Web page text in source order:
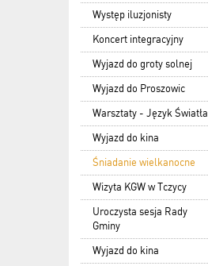
Występ iluzjonisty
Koncert integracyjny
Wyjazd do groty solnej
Wyjazd do Proszowic
Warsztaty - Język Światła
Wyjazd do kina
Śniadanie wielkanocne
Wizyta KGW w Tczycy
Uroczysta sesja Rady
Gminy
Wyjazd do kina